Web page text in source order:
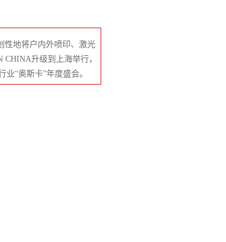
性地将户内外喷印、激光
升级到上海举行，
“奥斯卡”年度盛会。